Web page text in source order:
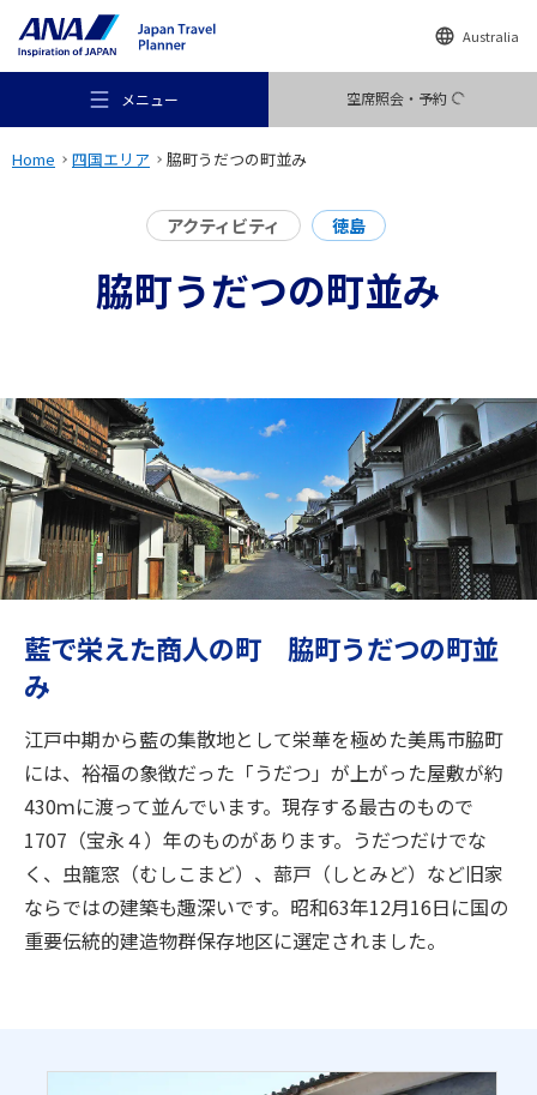
Australia
メニュー 空席照会・予約
おすすめの旅
行き先
旅のお役立ち情報
閉じる
Home 四国エリア 脇町うだつの町並み
アクティビティ 徳島
脇町うだつの町並み
藍で栄えた商人の町 脇町うだつの町並
み
江戸中期から藍の集散地として栄華を極めた美馬市脇町
には、裕福の象徴だった「うだつ」が上がった屋敷が約
430ｍに渡って並んでいます。現存する最古のもので
1707（宝永４）年のものがあります。うだつだけでな
く、虫籠窓（むしこまど）、蔀戸（しとみど）など旧家
ならではの建築も趣深いです。昭和63年12月16日に国の
重要伝統的建造物群保存地区に選定されました。